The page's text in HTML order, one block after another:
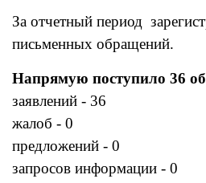
За отчетный период
письменных обращений.
Напрямую поступило 36
заявлений - 36
жалоб - 0
предложений - 0
запросов информации - 0